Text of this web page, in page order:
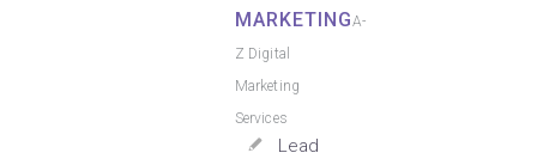
MARKETINGA-
Z Digital
Marketing
Services
Lead